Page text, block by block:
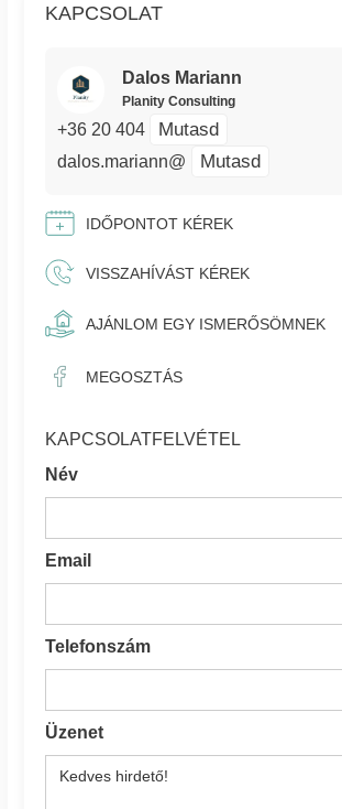
KAPCSOLAT
Dalos Mariann
Planity Consulting
+36 20 404 Mutasd
dalos.mariann@ Mutasd
IDŐPONTOT KÉREK
VISSZAHÍVÁST KÉREK
AJÁNLOM EGY ISMERŐSÖMNEK
MEGOSZTÁS
KAPCSOLATFELVÉTEL
Név
Email
Telefonszám
Üzenet